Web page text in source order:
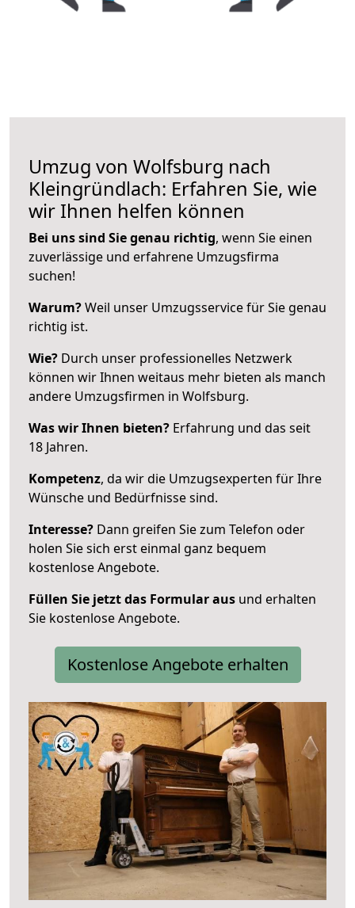
Umzug von Wolfsburg nach
Kleingründlach: Erfahren Sie, wie
wir Ihnen helfen können
Bei uns sind Sie genau richtig, wenn Sie einen
zuverlässige und erfahrene Umzugsfirma
suchen!
Warum?Weil unser Umzugsservice für Sie genau
richtig ist.
Wie? Durch unser professionelles Netzwerk
können wir Ihnen weitaus mehr bieten als manch
andere Umzugsfirmen in Wolfsburg.
Was wir Ihnen bieten? Erfahrung und das seit
18 Jahren.
Kompetenz, da wir die Umzugsexperten für Ihre
Wünsche und Bedürfnisse sind.
Interesse? Dann greifen Sie zum Telefon oder
holen Sie sich erst einmal ganz bequem
kostenlose Angebote.
Füllen Sie jetzt das Formular aus und erhalten
Sie kostenlose Angebote.
Kostenlose Angebote erhalten